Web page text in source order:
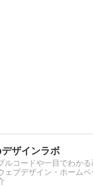
ザインラボ
ルコードや一目でわか
ェブデザイン・ホーム